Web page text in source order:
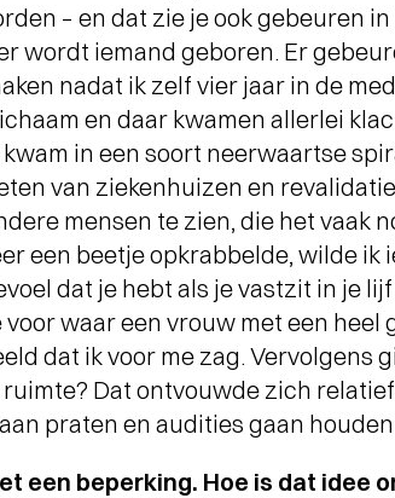
Short story
100 JAAR-
concerten op de
Drafbaan
– en dat zie je ook gebeuren
wordt iemand geboren. Er
nadat ik zelf vier jaar in de
en daar kwamen allerlei
in een soort neerwaartse
van ziekenhuizen en
mensen te zien, die het vaak
een beetje opkrabbelde, wilde ik
dat je hebt als je vastzit in je
waar een vrouw met een heel
dat ik voor me zag. Vervolgens
Dat ontvouwde zich
praten en audities gaan
een beperking. Hoe is dat idee